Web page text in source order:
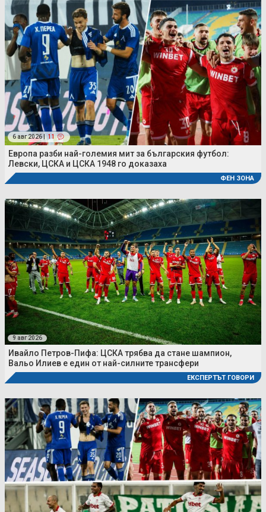
6 авг 2026 | 11
Европа разби най-големия мит за българския футбол:
Левски, ЦСКА и ЦСКА 1948 го доказаха
ФЕН ЗОНА
9 авг 2026
Ивайло Петров-Пифа: ЦСКА трябва да стане шампион,
Вальо Илиев е един от най-силните трансфери
ЕКСПЕРТЪТ ГОВОРИ